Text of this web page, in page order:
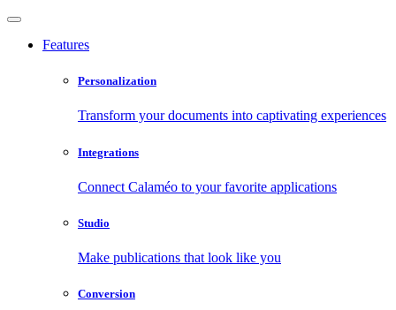
Features
Personalization
Transform your documents into captivating experiences
Integrations
Connect Calaméo to your favorite applications
Studio
Make publications that look like you
Conversion